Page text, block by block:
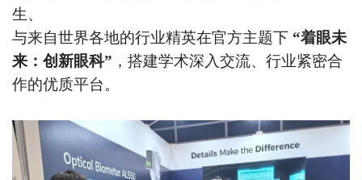
生、
与来自世界各地的行业精英在官方主题下 “着眼未
来：创新眼科” ，搭建学术深入交流、行业紧密合
作的优质平台。